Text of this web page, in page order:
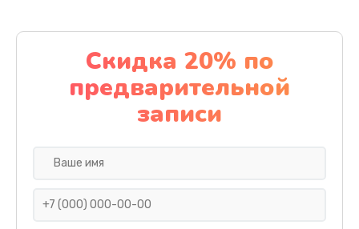
Скидка 20% по
предварительной
записи